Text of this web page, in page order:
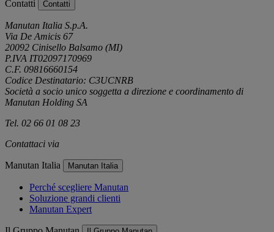
Contatti Contatti
Manutan Italia S.p.A.
Via De Amicis 67
20092 Cinisello Balsamo (MI)
P.IVA IT02097170969
C.F. 09816660154
Codice Destinatario: C3UCNRB
Società a socio unico soggetta a direzione e coordinamento di
Manutan Holding SA
Tel. 02 66 01 08 23
Contattaci via
Manutan Italia Manutan Italia
Perché scegliere Manutan
Soluzione grandi clienti
Manutan Expert